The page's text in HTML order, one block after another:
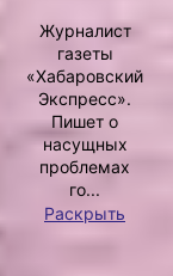
Журналист
газеты
«Хабаровский
Экспресс».
Пишет о
насущных
проблемах
го...
Раскрыть